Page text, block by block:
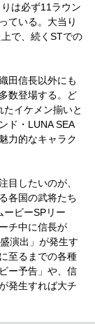
は必ず11ラウン
ている。大当り
で、続くSTでの
田信長以外にも
数登場する。ど
イケメン揃いと
ド・LUNA SEA
力的なキャラク
したいのが、
各国の武将たち
ービーSPリー
チ中に信長が
演出」が発生す
至るまでの各種
ー予告」や、信
発生すれば大チ